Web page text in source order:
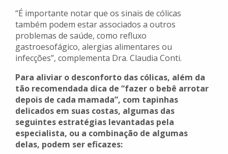
“É importante notar que os sinais de cólicas
também podem estar associados a outros
problemas de saúde, como refluxo
gastroesofágico, alergias alimentares ou
infecções”, complementa Dra. Claudia Conti.
Para aliviar o desconforto das cólicas, além da
tão recomendada dica de “fazer o bebê arrotar
depois de cada mamada”, com tapinhas
delicados em suas costas, algumas das
seguintes estratégias levantadas pela
especialista, ou a combinação de algumas
delas, podem ser eficazes: